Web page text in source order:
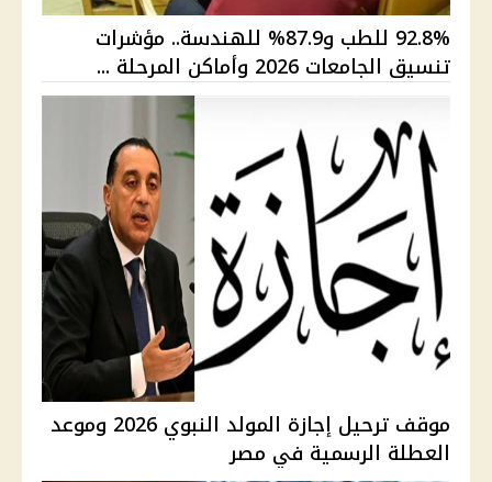
92.8% للطب و87.9% للهندسة.. مؤشرات
تنسيق الجامعات 2026 وأماكن المرحلة ...
موقف ترحيل إجازة المولد النبوي 2026 وموعد
العطلة الرسمية في مصر